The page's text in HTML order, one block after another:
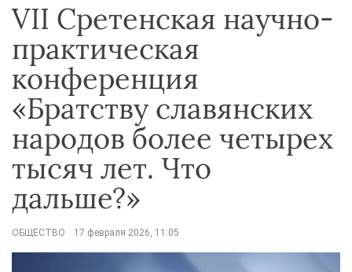
VII Сретенская научно-
практическая
конференция
«Братству славянских
народов более четырех
тысяч лет. Что
дальше?»
ОБЩЕСТВО 17 февраля 2026, 11:05